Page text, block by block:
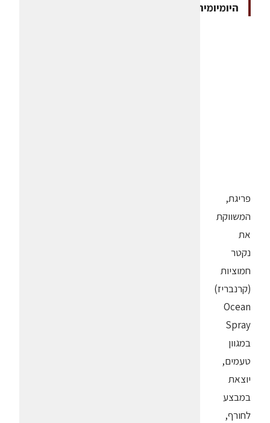
היומיומית
פריגת,
המשווקת
את
נקטר
חמוציות
(קרנבריז)
Ocean
Spray
במגוון
טעמים,
יוצאת
במבצע
לחורף,